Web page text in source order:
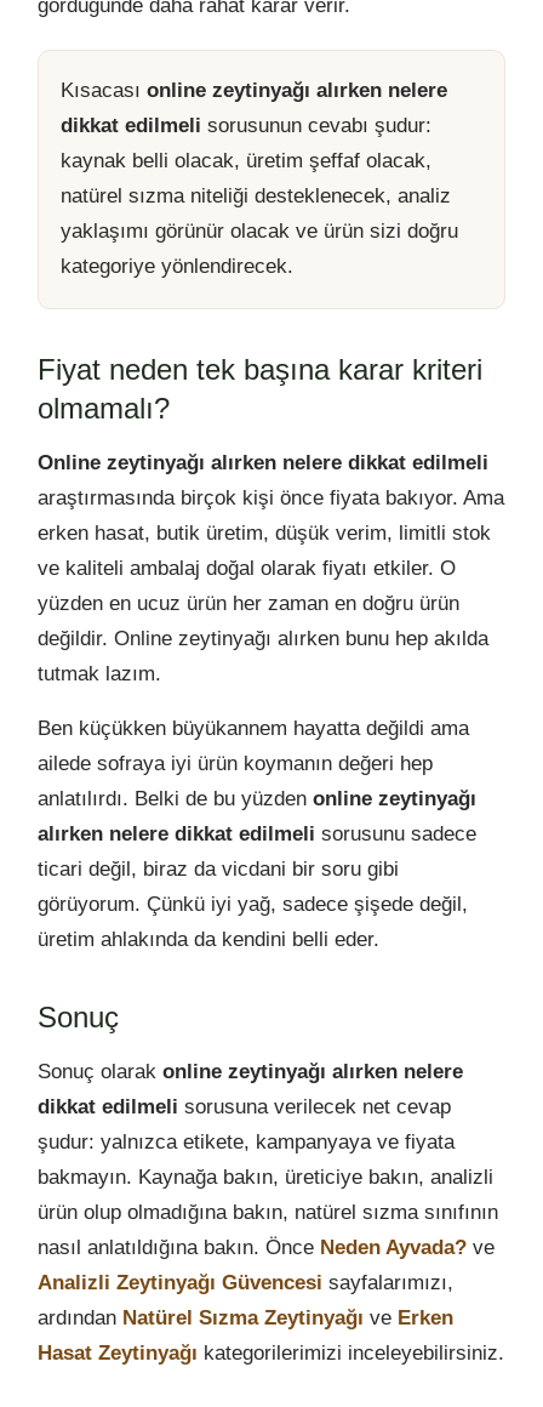
gördüğünde daha rahat karar verir.
Kısacası online zeytinyağı alırken nelere
dikkat edilmeli sorusunun cevabı şudur:
kaynak belli olacak, üretim şeffaf olacak,
natürel sızma niteliği desteklenecek, analiz
yaklaşımı görünür olacak ve ürün sizi doğru
kategoriye yönlendirecek.
Fiyat neden tek başına karar kriteri
olmamalı?
Online zeytinyağı alırken nelere dikkat edilmeli
araştırmasında birçok kişi önce fiyata bakıyor. Ama
erken hasat, butik üretim, düşük verim, limitli stok
ve kaliteli ambalaj doğal olarak fiyatı etkiler. O
yüzden en ucuz ürün her zaman en doğru ürün
değildir. Online zeytinyağı alırken bunu hep akılda
tutmak lazım.
Ben küçükken büyükannem hayatta değildi ama
ailede sofraya iyi ürün koymanın değeri hep
anlatılırdı. Belki de bu yüzden online zeytinyağı
alırken nelere dikkat edilmeli sorusunu sadece
ticari değil, biraz da vicdani bir soru gibi
görüyorum. Çünkü iyi yağ, sadece şişede değil,
üretim ahlakında da kendini belli eder.
Sonuç
Sonuç olarak online zeytinyağı alırken nelere
dikkat edilmeli sorusuna verilecek net cevap
şudur: yalnızca etikete, kampanyaya ve fiyata
bakmayın. Kaynağa bakın, üreticiye bakın, analizli
ürün olup olmadığına bakın, natürel sızma sınıfının
nasıl anlatıldığına bakın. Önce Neden Ayvada? ve
Analizli Zeytinyağı Güvencesi sayfalarımızı,
ardından Natürel Sızma Zeytinyağı ve Erken
Hasat Zeytinyağı kategorilerimizi inceleyebilirsiniz.